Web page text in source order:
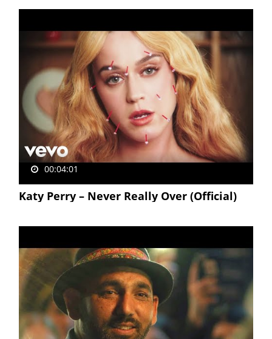
00:04:01
Katy Perry – Never Really Over (Official)